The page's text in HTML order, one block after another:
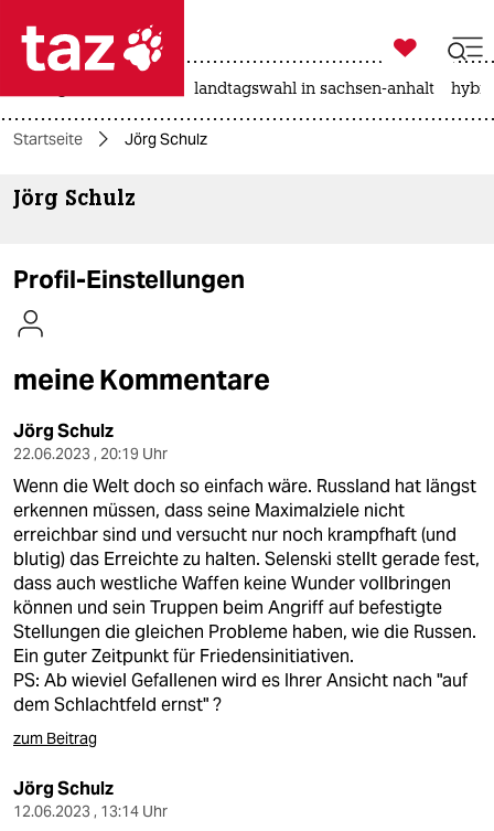
 taz zahl ich
taz zahl ich
themen
kultur
sport
berlin
nord
wahrheit
verlag
verlag
veranstaltungen
shop
fragen & hilfe

taz zahl ich
landtagswahl in sachsen-anhalt
Startseite Jörg Schulz
Jörg Schulz
Profil-Einstellungen
meine Kommentare
Jörg Schulz
22.06.2023 , 20:19 Uhr
Wenn die Welt doch so einfach wäre. Russland hat längst
erkennen müssen, dass seine Maximalziele nicht
erreichbar sind und versucht nur noch krampfhaft (und
blutig) das Erreichte zu halten. Selenski stellt gerade fest,
dass auch westliche Waffen keine Wunder vollbringen
können und sein Truppen beim Angriff auf befestigte
Stellungen die gleichen Probleme haben, wie die Russen.
Ein guter Zeitpunkt für Friedensinitiativen.
PS: Ab wieviel Gefallenen wird es Ihrer Ansicht nach "auf
dem Schlachtfeld ernst" ?
zum Beitrag
Jörg Schulz
12.06.2023 , 13:14 Uhr